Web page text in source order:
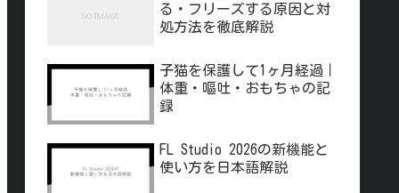
る・フリーズする原因と対
処方法を徹底解説
子猫を保護して1ヶ月経過｜
体重・嘔吐・おもちゃの記
録
FL Studio 2026の新機能と
使い方を日本語解説